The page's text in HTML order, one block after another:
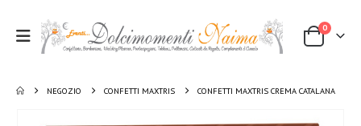
0
NEGOZIO CONFETTI MAXTRIS CONFETTI MAXTRIS CREMA CATALANA